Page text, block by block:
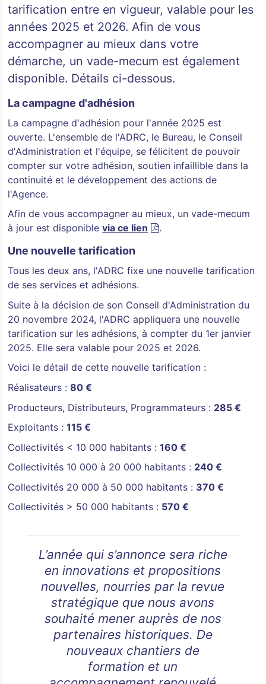
tarification entre en vigueur, valable pour les
années 2025 et 2026. Afin de vous
accompagner au mieux dans votre
démarche, un vade-mecum est également
disponible. Détails ci-dessous.
La campagne d'adhésion
La campagne d'adhésion pour l'année 2025 est
ouverte. L'ensemble de l'ADRC, le Bureau, le Conseil
d'Administration et l'équipe, se félicitent de pouvoir
compter sur votre adhésion, soutien infaillible dans la
continuité et le développement des actions de
l'Agence.
Afin de vous accompagner au mieux, un vade-mecum
à jour est disponiblevia ce lien .
Une nouvelle tarification
Tous les deux ans, l'ADRC fixe une nouvelle tarification
de ses services et adhésions.
Suite à la décision de son Conseil d'Administration du
20 novembre 2024, l'ADRC appliquera une nouvelle
tarification sur les adhésions, à compter du 1er janvier
2025. Elle sera valable pour 2025 et 2026.
Voici le détail de cette nouvelle tarification :
Réalisateurs :80 €
Producteurs, Distributeurs, Programmateurs : 285 €
Exploitants :115 €
Collectivités < 10 000 habitants :160 €
Collectivités 10 000 à 20 000 habitants : 240 €
Collectivités 20 000 à 50 000 habitants : 370 €
Collectivités > 50 000 habitants : 570 €
L’année qui s’annonce sera riche
en innovations et propositions
nouvelles, nourries par la revue
stratégique que nous avons
souhaité mener auprès de nos
partenaires historiques. De
nouveaux chantiers de
formation et un